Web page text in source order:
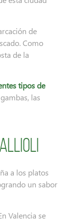
de
Como
de la
tipos de
las
allioli
a los platos
un sabor
Valencia se